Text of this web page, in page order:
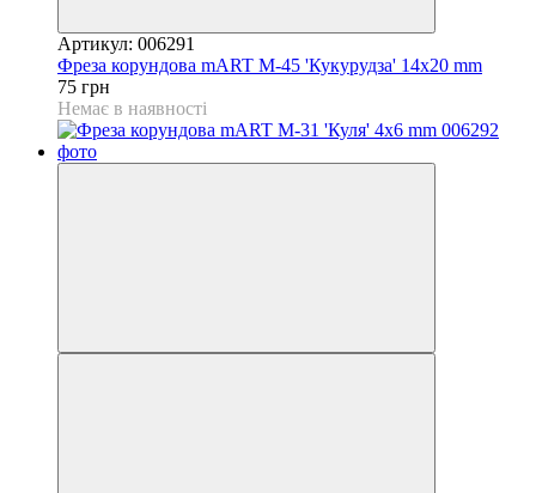
Артикул: 006291
Фреза корундова mART М-45 'Кукурудза' 14x20 mm
75 грн
Немає в наявності